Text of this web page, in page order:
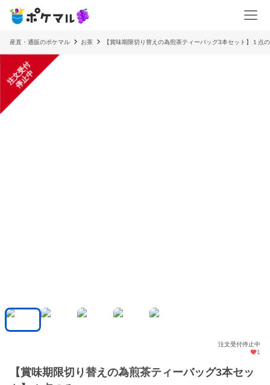
産直・通販のポケマル お茶 【賞味期限切り替えの為煎茶ティーバッグ3本セット】１点
注
文
受
付
停
止
中
注文受付停止中
1
【賞味期限切り替えの為煎茶ティーバッグ3本セッ